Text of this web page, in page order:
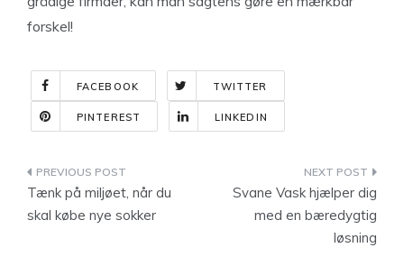
forskel!
FACEBOOK TWITTER
PINTEREST LINKEDIN
Indlægsnavigation
Tænk på miljøet, når du
skal købe nye sokker
Svane Vask hjælper dig
med en bæredygtig
løsning